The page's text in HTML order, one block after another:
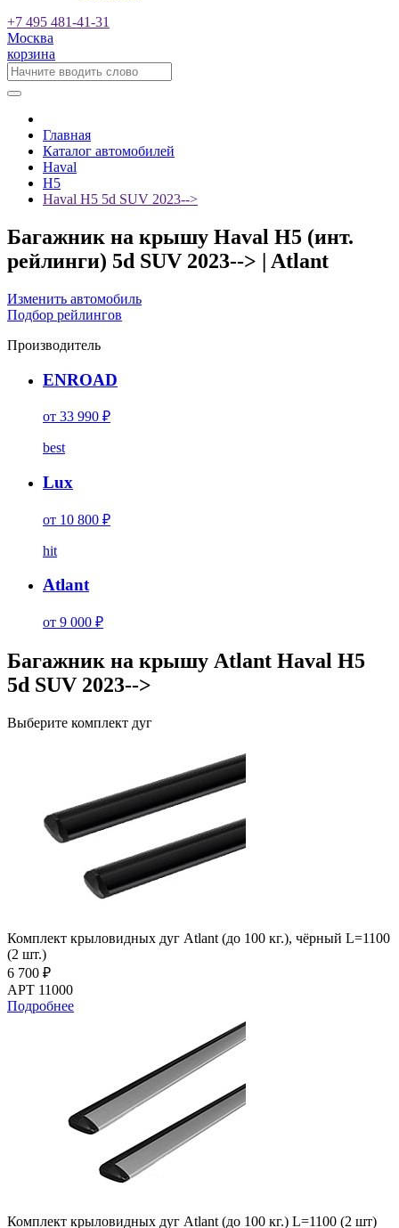
+7 495 481-41-31
Москва
корзина
Главная
Каталог автомобилей
Haval
H5
Haval H5 5d SUV 2023-->
Багажник на крышу Haval H5 (инт.
рейлинги) 5d SUV 2023--> | Atlant
Изменить автомобиль
Подбор рейлингов
Производитель
ENROAD
от 33 990 ₽
best
Lux
от 10 800 ₽
hit
Atlant
от 9 000 ₽
Багажник на крышу Atlant Haval H5
5d SUV 2023-->
Выберите комплект дуг
Комплект крыловидных дуг Atlant (до 100 кг.), чёрный L=1100
(2 шт.)
6 700 ₽
АРТ 11000
Подробнее
Комплект крыловидных дуг Atlant (до 100 кг.) L=1100 (2 шт)